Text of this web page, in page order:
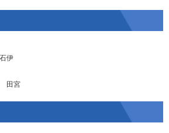
石伊
田宮